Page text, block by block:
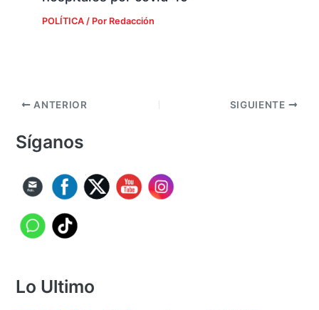
POLÍTICA/ Por Redacción
ANTERIOR SIGUIENTE
Síganos
Lo Ultimo